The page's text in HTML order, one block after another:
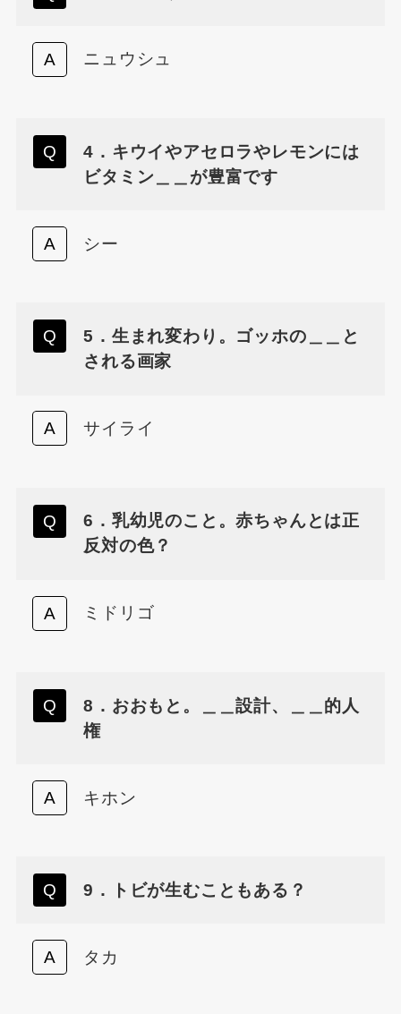
ニュウシュ
4．キウイやアセロラやレモンには
ビタミン＿＿が豊富です
シー
5．生まれ変わり。ゴッホの＿＿と
される画家
サイライ
6．乳幼児のこと。赤ちゃんとは正
反対の色？
ミドリゴ
8．おおもと。＿＿設計、＿＿的人
権
キホン
9．トビが生むこともある？
タカ